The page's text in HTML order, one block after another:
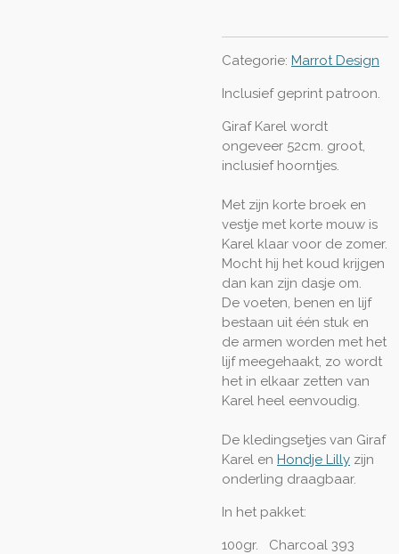
Categorie: Marrot Design
Inclusief geprint patroon.
Giraf Karel wordt
ongeveer 52cm. groot,
inclusief hoorntjes.
Met zijn korte broek en
vestje met korte mouw is
Karel klaar voor de zomer.
Mocht hij het koud krijgen
dan kan zijn dasje om.
De voeten, benen en lijf
bestaan uit één stuk en
de armen worden met het
lijf meegehaakt, zo wordt
het in elkaar zetten van
Karel heel eenvoudig.
De kledingsetjes van Giraf
Karel en Hondje Lilly zijn
onderling draagbaar.
In het pakket:
100gr. Charcoal 393